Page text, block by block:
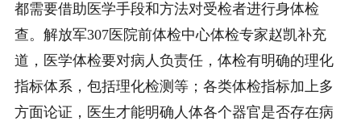
都需要借助医学手段和方法对受检者进行身体检
查。解放军307医院前体检中心体检专家赵凯补充
道，医学体检要对病人负责任，体检有明确的理化
指标体系，包括理化检测等；各类体检指标加上多
方面论证，医生才能明确人体各个器官是否存在病